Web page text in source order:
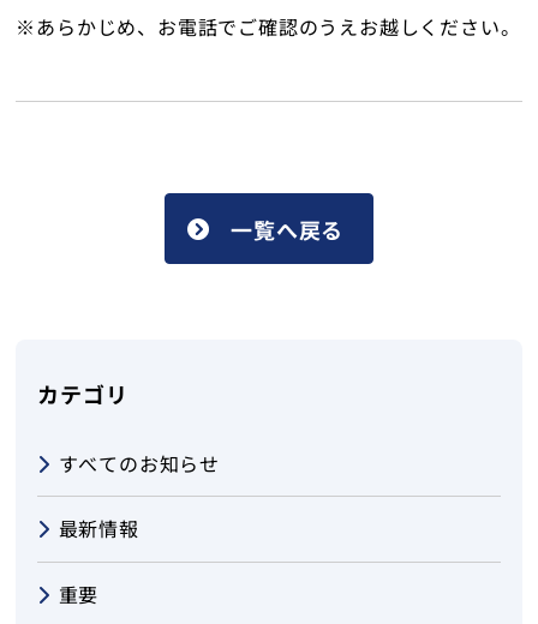
トップ
※あらかじめ、お電話でご確認のうえお越しください。
一覧へ戻る
カテゴリ
すべてのお知らせ
最新情報
重要